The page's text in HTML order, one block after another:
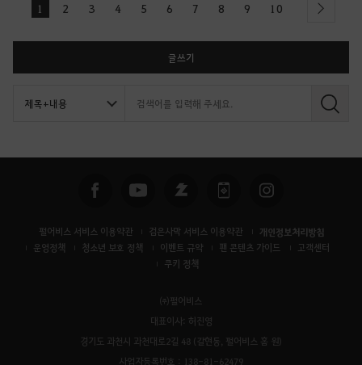
1 2 3 4 5 6 7 8 9 10 next
글쓰기
검
펄어비스 서비스 이용약관 검은사막 서비스 이용약관 개인정보처리방침
운영정책 청소년 보호 정책 이벤트 규약 팬 콘텐츠 가이드
고객센터
쿠키 정책
㈜펄어비스
대표이사: 허진영
경기도 과천시 과천대로2길 48 (갈현동, 펄어비스 홈 원)
사업자등록번호 : 138-81-62479